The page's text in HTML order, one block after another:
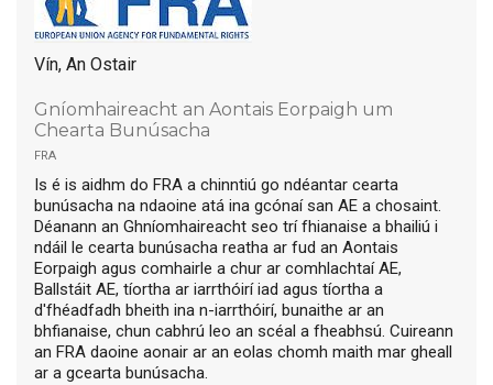
Vín, An Ostair
Gníomhaireacht an Aontais Eorpaigh um
Chearta Bunúsacha
fra
Is é is aidhm do FRA a chinntiú go ndéantar cearta
bunúsacha na ndaoine atá ina gcónaí san AE a chosaint.
Déanann an Ghníomhaireacht seo trí fhianaise a bhailiú i
ndáil le cearta bunúsacha reatha ar fud an Aontais
Eorpaigh agus comhairle a chur ar comhlachtaí AE,
Ballstáit AE, tíortha ar iarrthóirí iad agus tíortha a
d'fhéadfadh bheith ina n-iarrthóirí, bunaithe ar an
bhfianaise, chun cabhrú leo an scéal a fheabhsú. Cuireann
an FRA daoine aonair ar an eolas chomh maith mar gheall
ar a gcearta bunúsacha.